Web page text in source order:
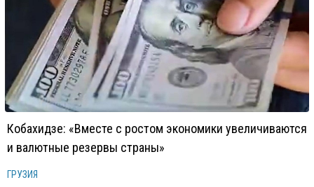
Кобахидзе: «Вместе с ростом экономики увеличиваются
и валютные резервы страны»
ГРУЗИЯ